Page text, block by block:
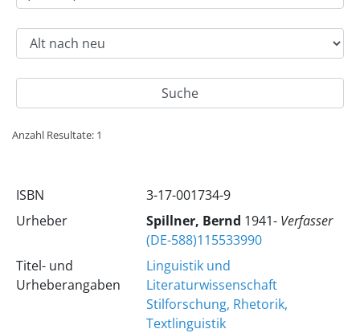
Anzahl Resultate: 1
ISBN
3-17-001734-9
Urheber
Spillner, Bernd 1941- Verfasser
(DE-588)115533990
Titel- und
Urheberangaben
Linguistik und
Literaturwissenschaft
Stilforschung, Rhetorik,
Textlinguistik